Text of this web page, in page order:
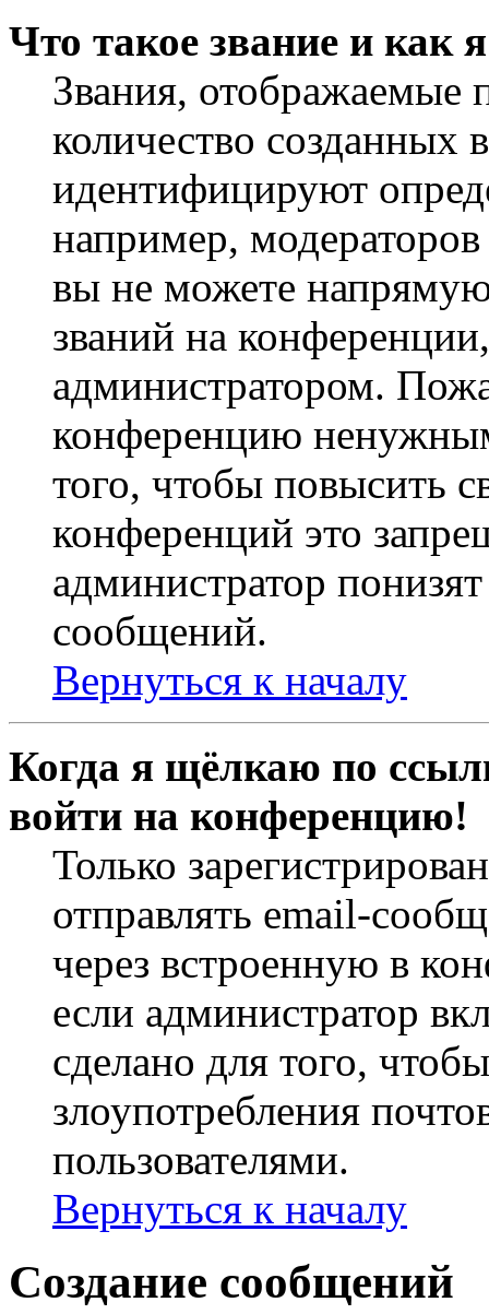
Что такое звание и как
Звания,
количество
идентифицируют
например,
вы не можете
званий на
администратором.
конференцию
того, чтобы повысить
конференций это
администратор
сообщений.
Вернуться к началу
Когда я щёлкаю по
войти на конференцию!
Только
отправлять email-
через встроенную в
если администратор
сделано для того,
злоупотребления
пользователями.
Вернуться к началу
Создание сообщений